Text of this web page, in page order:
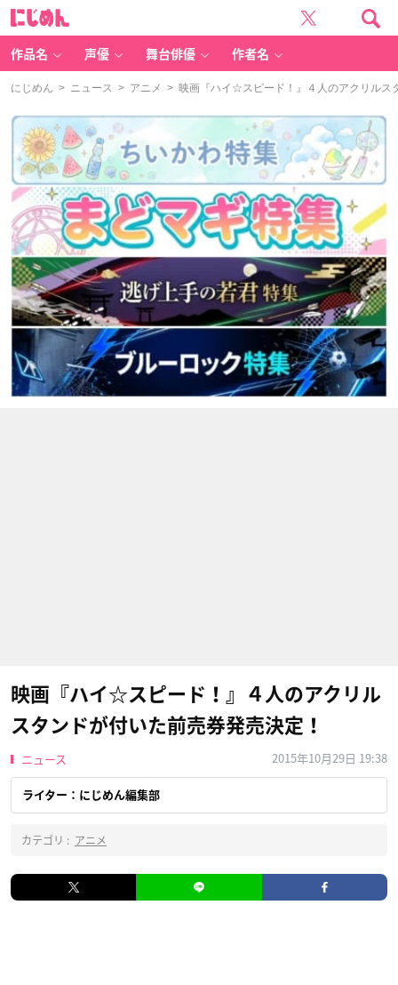
作品名 声優 舞台俳優 作者名
にじめん > ニュース > アニメ > 映画『ハイ☆スピード！』４人のアクリルス
映画『ハイ☆スピード！』４人のアクリル
スタンドが付いた前売券発売決定！
ニュース 2015年10月29日 19:38
ライター：にじめん編集部
カテゴリ : アニメ